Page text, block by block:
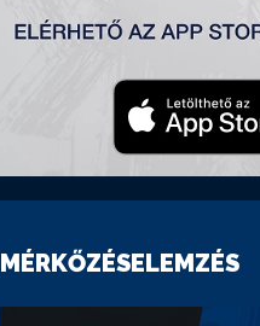
MÉRKŐZÉSELEMZÉS